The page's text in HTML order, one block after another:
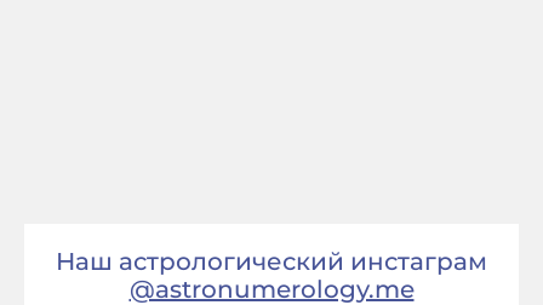
Наш астрологический инстаграм
@astronumerology.me